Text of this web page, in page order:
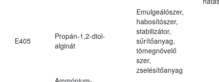
E405
Propán-1,2-diol-
alginát
Emulgeálószer,
habosítószer,
stabilizátor,
sűrítőanyag,
tömegnövelő
szer,
zselésítőanyag